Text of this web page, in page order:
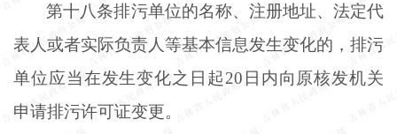
第十八条排污单位的名称、注册地址、法定代
表人或者实际负责人等基本信息发生变化的，排污
单位应当在发生变化之日起20日内向原核发机关
申请排污许可证变更。